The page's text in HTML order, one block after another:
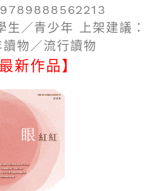
生／青少年 上架建議：
讀物／流行讀物
最新作品】